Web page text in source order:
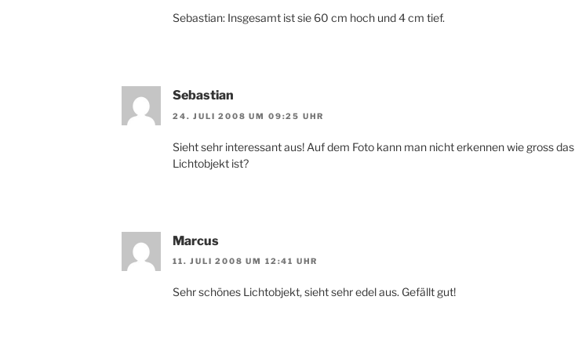
Sebastian: Insgesamt ist sie 60 cm hoch und 4 cm tief.
Sebastian
24. JULI 2008 UM 09:25 UHR
Sieht sehr interessant aus! Auf dem Foto kann man nicht erkennen wie gross das
Lichtobjekt ist?
Marcus
11. JULI 2008 UM 12:41 UHR
Sehr schönes Lichtobjekt, sieht sehr edel aus. Gefällt gut!